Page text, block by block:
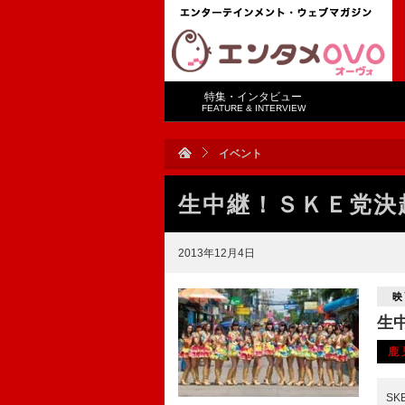
特集・インタビュー
FEATURE & INTERVIEW
イベント
生中継！ＳＫＥ党
2013年12月4日
生
鹿